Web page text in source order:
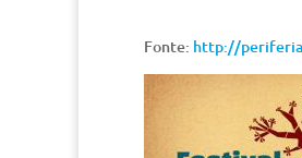
Fonte: http://